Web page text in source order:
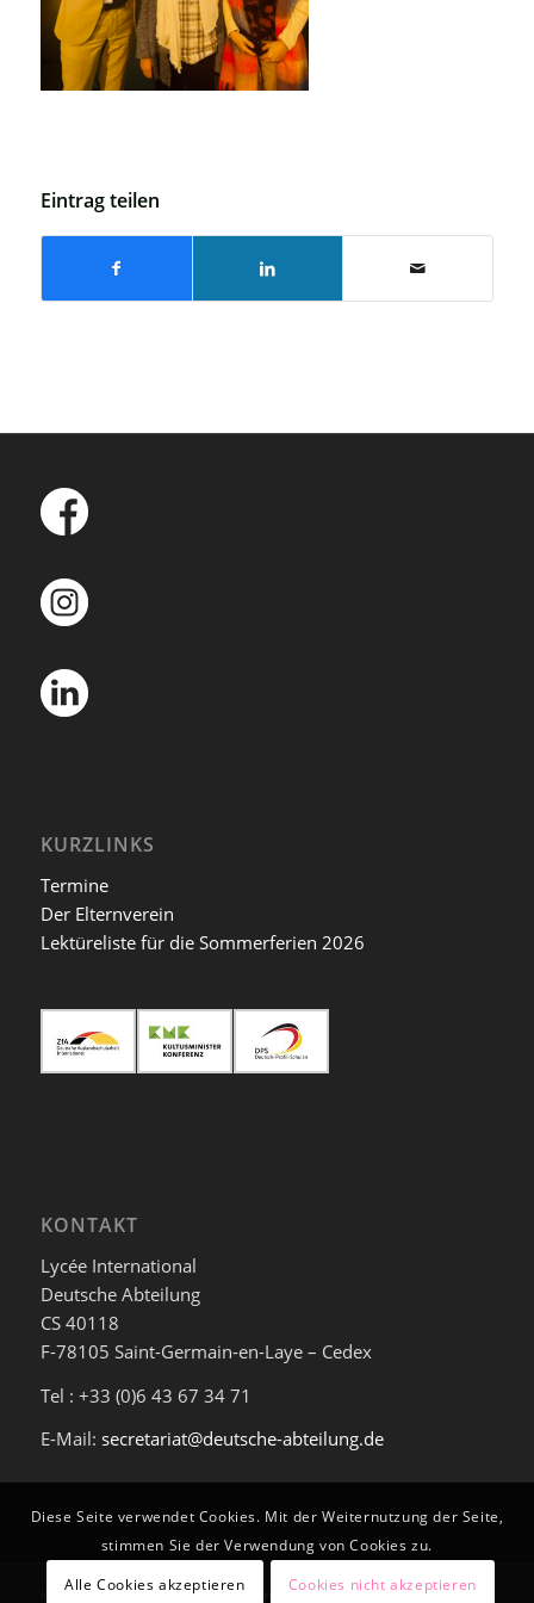
Eintrag teilen
KURZLINKS
Termine
Der Elternverein
Lektüreliste für die Sommerferien 2026
KONTAKT
Lycée International
Deutsche Abteilung
CS 40118
F-78105 Saint-Germain-en-Laye – Cedex
Tel : +33 (0)6 43 67 34 71
E-Mail: secretariat@deutsche-abteilung.de
© Deutsche Abteilung am Lycée International de Saint-Germain-en-Laye -
Diese Seite verwendet Cookies. Mit der Weiternutzung der Seite,
stimmen Sie der Verwendung von Cookies zu.
Alle Cookies akzeptieren
Cookies nicht akzeptieren